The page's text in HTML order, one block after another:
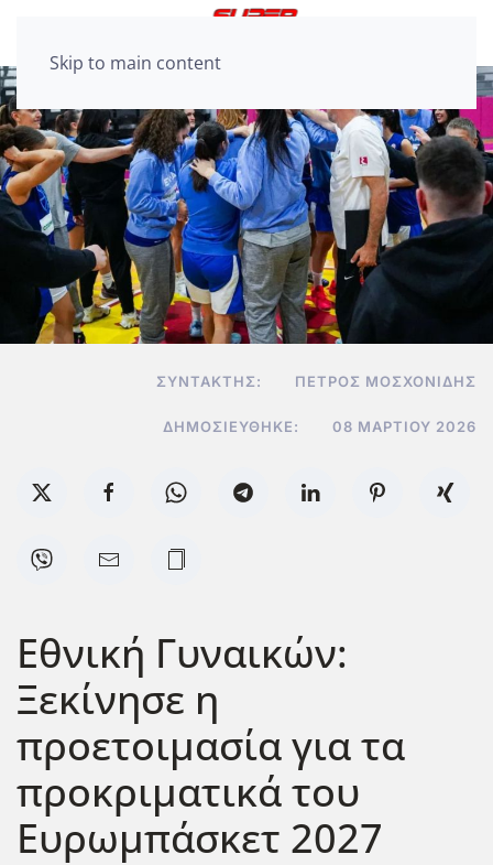
Skip to main content
ΣΥΝΤΆΚΤΗΣ: ΠΈΤΡΟΣ ΜΟΣΧΟΝΊΔΗΣ
ΔΗΜΟΣΙΕΎΘΗΚΕ: 08 ΜΑΡΤΊΟΥ 2026
Εθνική Γυναικών:
Ξεκίνησε η
προετοιμασία για τα
προκριματικά του
Ευρωμπάσκετ 2027